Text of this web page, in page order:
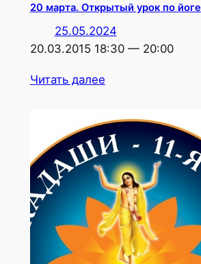
20 марта. Открытый урок по йоге
25.05.2024
20.03.2015 18:30 — 20:00
Читать далее